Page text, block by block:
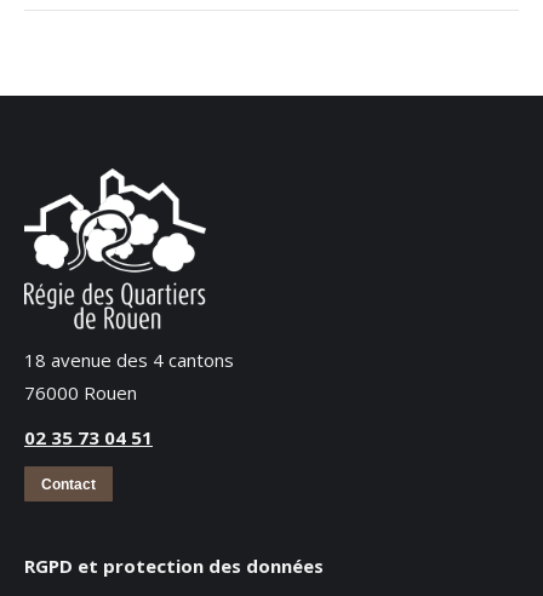
18 avenue des 4 cantons
76000 Rouen
02 35 73 04 51
Contact
RGPD et protection des données